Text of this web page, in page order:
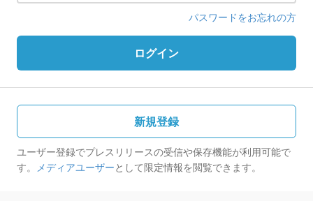
パスワードをお忘れの方
ログイン
新規登録
ユーザー登録でプレスリリースの受信や保存機能が利用可能で
す。 メディアユーザーとして限定情報を閲覧できます。